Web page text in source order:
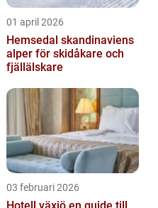
01 april 2026
Hemsedal skandinaviens
alper för skidåkare och
fjällälskare
03 februari 2026